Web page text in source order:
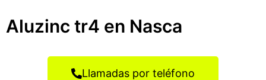
Aluzinc tr4 en Nasca
Llamadas por teléfono